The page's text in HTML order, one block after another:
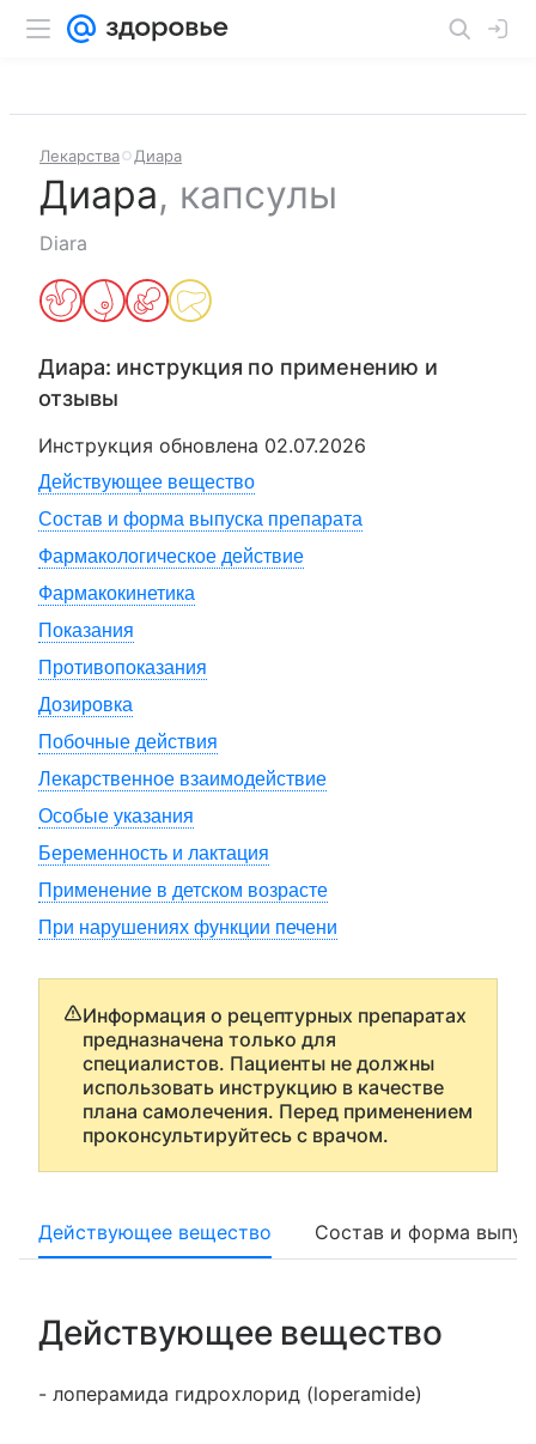
Лекарства Диара
Диара, капсулы
Diara
Диара: инструкция по применению и
отзывы
Инструкция обновлена 02.07.2026
Действующее вещество
Состав и форма выпуска препарата
Фармакологическое действие
Фармакокинетика
Показания
Противопоказания
Дозировка
Побочные действия
Лекарственное взаимодействие
Особые указания
Беременность и лактация
Применение в детском возрасте
При нарушениях функции печени
Информация о рецептурных препаратах
предназначена только для
специалистов. Пациенты не должны
использовать инструкцию в качестве
плана самолечения. Перед применением
проконсультируйтесь с врачом.
Действующее вещество Состав и форма
Действующее вещество
- лоперамида гидрохлорид (loperamide)